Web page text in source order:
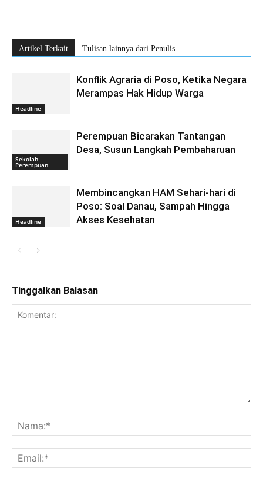
Artikel Terkait Tulisan lainnya dari Penulis
Headline
Konflik Agraria di Poso, Ketika Negara
Merampas Hak Hidup Warga
Sekolah
Perempuan
Perempuan Bicarakan Tantangan
Desa, Susun Langkah Pembaharuan
Headline
Membincangkan HAM Sehari-hari di
Poso: Soal Danau, Sampah Hingga
Akses Kesehatan
Tinggalkan Balasan